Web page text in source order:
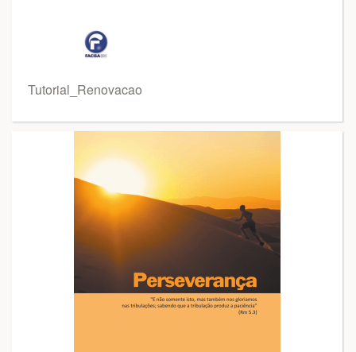
Tutorial_Renovacao